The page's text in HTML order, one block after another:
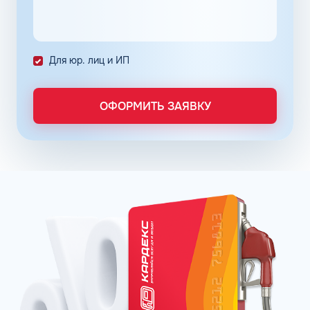
Постоянные клиенты сети АЗС Шелл в Артёме могут
заправлять автомобиль на условии постоплаты.
Заправочные карты для ИП и юридических лиц
оформляются по упрощенному порядку. Отчётность
формируется в личном кабинете, администратор может
получить информацию о транзакциях онлайн в любое
постоянных клиентов сети АЗС Шелл в Артёме
Приморского края, владелец предприятия может
снизить расходы на топливо, контролировать бюджет и
оптимизировать бизнес-процессы.
Мы знаем, как получить наибольшую выгоду —
альтернативой топливной карте Шелл является
карточка КАРДЕКС. Она обладает аналогичными
Для юр. лиц и ИП
ОФОРМИТЬ ЗАЯВКУ